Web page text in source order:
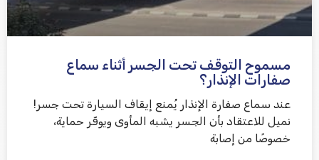
שלח משוב
مسموح التوقف تحت الجسر أثناء سماع
صفارات الإنذار؟
عند سماع صفارة الإنذار يُمنع إيقاف السيارة تحت جسر!
نميل للاعتقاد بأن الجسر يشبه المأوى ويوفّر حماية،
خصوصًا من إصابة